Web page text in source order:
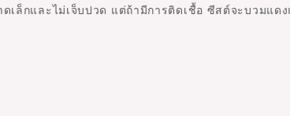
เล็กและไม่เจ็บปวด แต่ถ้ามีการติดเชื้อ ซีสต์จะบวมแด